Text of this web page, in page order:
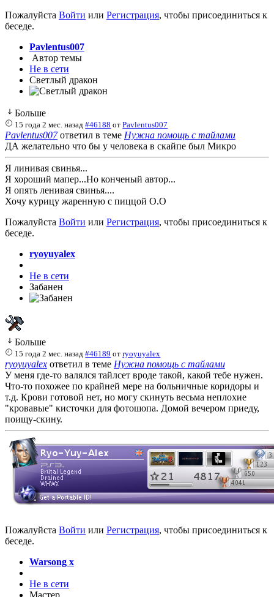
Пожалуйста Войти или Регистрация, чтобы присоединиться к
беседе.
Pavlentus007
Автор темы
Не в сети
Светлый дракон
Больше
15 года 2 мес. назад #46188 отPavlentus007
Pavlentus007ответил в теме Нужна помощь с тайлами
ДА желательно что бы у человека в скайпе был Микро
Я линивая свинья...
Я хороший мапер...Но конченый автор...
Я опять ленивая свинья....
Хочу курицу жаренную с пиццой О.О
Пожалуйста Войти или Регистрация, чтобы присоединиться к
беседе.
ryoyuyalex
Не в сети
Забанен
Больше
15 года 2 мес. назад #46189 отryoyuyalex
ryoyuyalex ответил в теме Нужна помощь с тайлами
У меня где-то валялся тайлсет вроде такой, какой тебе нужен.
Что-то похожее по крайней мере на больничные коридоры и
т.д. Крови готовой нет, но могу скинуть весьма неплохие
"кровавые" кисточки для фотошопа. Домой вечером приеду,
поищу-скину.
Пожалуйста Войти или Регистрация, чтобы присоединиться к
беседе.
Warsong x
Не в сети
Мастер